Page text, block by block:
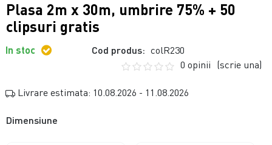
Plasa 2m x 30m, umbrire 75% + 50
clipsuri gratis
In stoc Cod produs: colR230
0 opinii (scrie una)
Livrare estimata: 10.08.2026 - 11.08.2026
Dimensiune